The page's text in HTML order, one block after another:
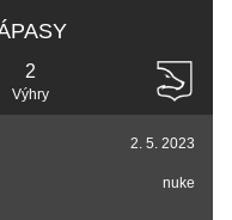
2
Výhry
2. 5. 2023
nuke